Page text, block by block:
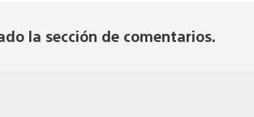
la sección de comentarios.